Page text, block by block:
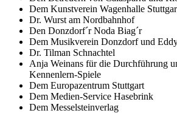
Dem Kunstverein Wagenhalle
Dr. Wurst am Nordbahnhof
Den Donzdorf´r Noda Biag´r
Dem Musikverein Donzdorf und
Dr. Tilman Schnachtel
Anja Weinans für die Durchführung
Kennenlern-Spiele
Dem Europazentrum Stuttgart
Dem Medien-Service Hasebrink
Dem Messelsteinverlag